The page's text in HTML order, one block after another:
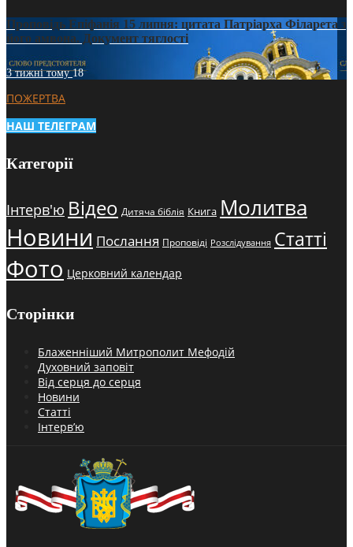
Проповідь Епіфанія 15 липня: цитата Патріарха Філарета з
його амвона. Документ тяглості
3 тижні тому18
ПОЖЕРТВА
НАШ ТЕЛЕГРАМ
Категорії
Інтерв'ю Відео Дитяча біблія Книга Молитва
Новини Послання Проповіді Розслідування Статті
Фото Церковний календар
Сторінки
Блаженніший Митрополит Мефодій
Духовний заповіт
Від серця до серця
Новини
Статті
Інтерв’ю